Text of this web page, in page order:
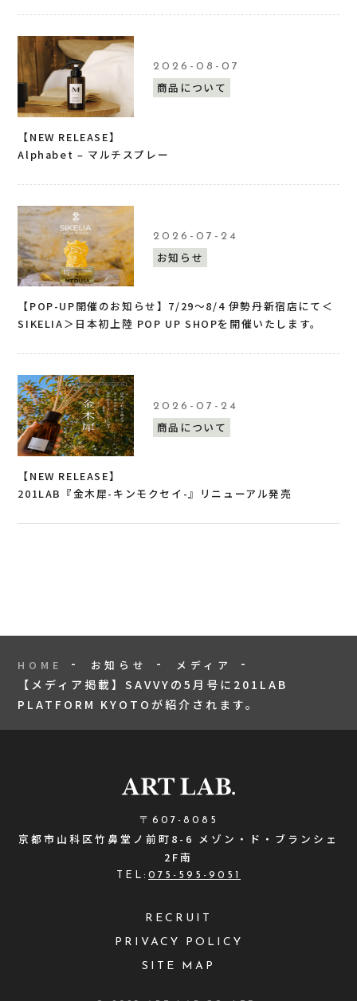
2026-08-07
商品について
【NEW RELEASE】
Alphabet – マルチスプレー
2026-07-24
お知らせ
【POP-UP開催のお知らせ】7/29〜8/4 伊勢丹新宿店にて＜
SIKELIA＞日本初上陸 POP UP SHOPを開催いたします。
2026-07-24
商品について
【NEW RELEASE】
201LAB『金木犀-キンモクセイ-』リニューアル発売
HOME お知らせ メディア
【メディア掲載】SAVVYの5月号に201LAB
PLATFORM KYOTOが紹介されます。
〒607-8085
京都市山科区竹鼻堂ノ前町8-6 メゾン・ド・ブランシェ
2F南
TEL: 075-595-9051
RECRUIT
PRIVACY POLICY
SITE MAP